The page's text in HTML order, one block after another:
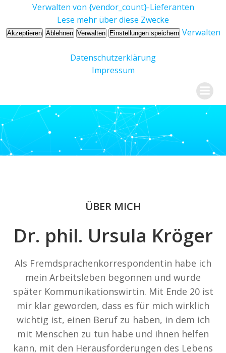
Verwalten von {vendor_count}-Lieferanten
Lese mehr über diese Zwecke
Akzeptieren Ablehnen Verwalten Einstellungen speichern Verwalten
Datenschutzerklärung
Impressum
springen
ÜBER MICH
Dr. phil. Ursula Kröger
Als Fremdsprachenkorrespondentin habe ich
mein Arbeitsleben begonnen und wurde
später Kommunikationswirtin. Mit Ende 20 ist
mir klar geworden, dass es für mich wirklich
wichtig ist, einen Beruf zu haben, in dem ich
mit Menschen zu tun habe und ihnen helfen
kann, mit den Herausforderungen des Lebens